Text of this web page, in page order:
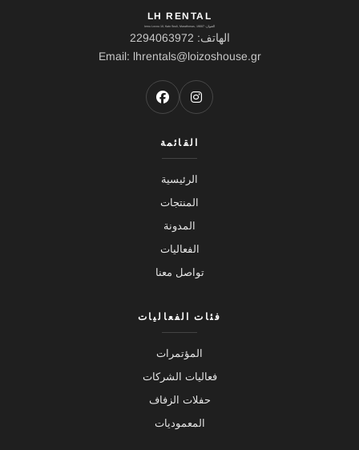
LH RENTAL
العنوان: Ierou Loxou 10, Kato Souli, Marathonas, 19007
الهاتف: 2294063972
Email: lhrentals@loizoshouse.gr
القائمة
الرئيسية
المنتجات
المدونة
الفعاليات
تواصل معنا
فئات الفعاليات
المؤتمرات
فعاليات الشركات
حفلات الزفاف
المعموديات